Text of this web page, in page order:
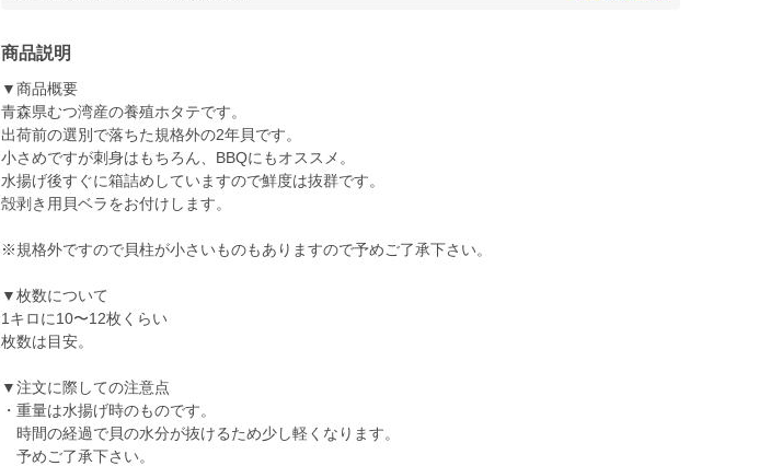
商品説明
▼商品概要
青森県むつ湾産の養殖ホタテです。
出荷前の選別で落ちた規格外の2年貝です。
小さめですが刺身はもちろん、BBQにもオススメ。
水揚げ後すぐに箱詰めしていますので鮮度は抜群です。
殻剥き用貝ベラをお付けします。
※規格外ですので貝柱が小さいものもありますので予めご了承下さい。
▼枚数について
1キロに10〜12枚くらい
枚数は目安。
▼注文に際しての注意点
・重量は水揚げ時のものです。
時間の経過で貝の水分が抜けるため少し軽くなります。
予めご了承下さい。